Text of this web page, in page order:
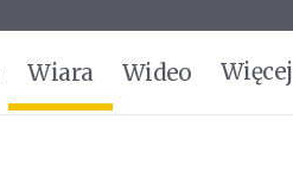
Wiara Wideo Więcej